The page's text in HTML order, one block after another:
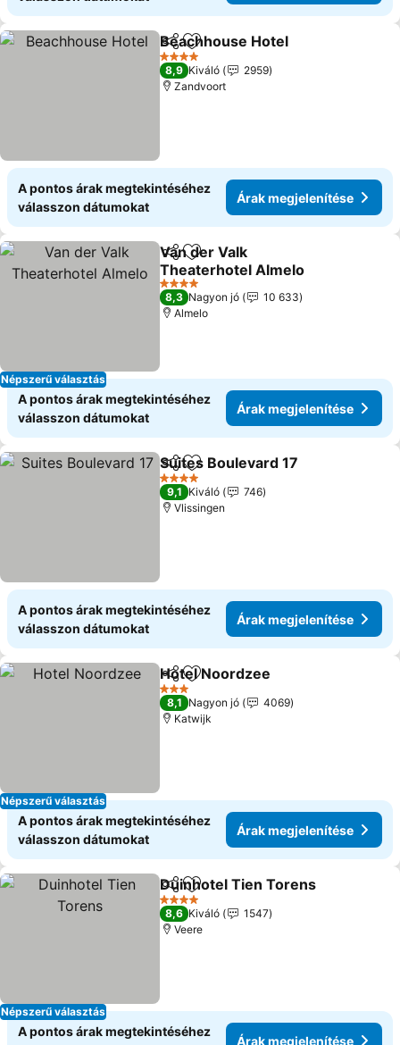
Megosztás
Hozzáadás a kedvencekhez
Beachhouse Hotel
4 Kategória
8,9 Kiváló
2959
Zandvoort
A pontos árak megtekintéséhez
válasszon dátumokat
Árak megjelenítése
Népszerű választás
Megosztás
Hozzáadás a kedvencekhez
Van der Valk
Theaterhotel Almelo
Árak megjelenítése
4 Kategória
8,3 Nagyon jó
10 633
Almelo
A pontos árak megtekintéséhez
válasszon dátumokat
Árak megjelenítése
Megosztás
Hozzáadás a kedvencekhez
Suites Boulevard 17
4 Kategória
9,1 Kiváló
746
Vlissingen
A pontos árak megtekintéséhez
válasszon dátumokat
Árak megjelenítése
Népszerű választás
Megosztás
Hozzáadás a kedvencekhez
Hotel Noordzee
3 Kategória
8,1 Nagyon jó
4069
Katwijk
A pontos árak megtekintéséhez
válasszon dátumokat
Árak megjelenítése
Népszerű választás
Megosztás
Hozzáadás a kedvencekhez
Duinhotel Tien Torens
4 Kategória
8,6 Kiváló
1547
Veere
A pontos árak megtekintéséhez
Árak megjelenítése